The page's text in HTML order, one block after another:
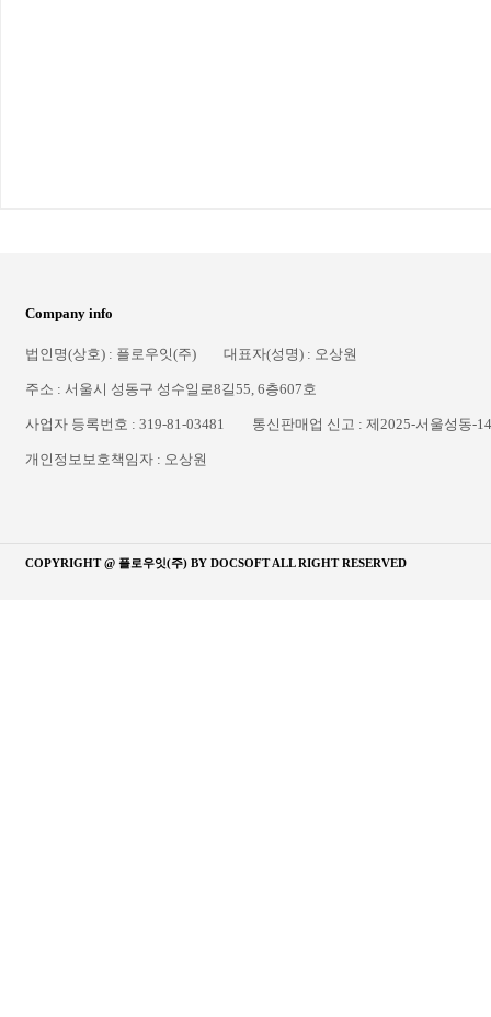
Company info
법인명(상호) : 플로우잇(주) 대표자(성명) : 오상원
주소 : 서울시 성동구 성수일로8길55, 6층607호
사업자 등록번호 : 319-81-03481 통신판매업 신고 : 제2025-서울성동-
개인정보보호책임자 : 오상원
COPYRIGHT @ 플로우잇(주) BY DOCSOFTALL RIGHT RESERVED